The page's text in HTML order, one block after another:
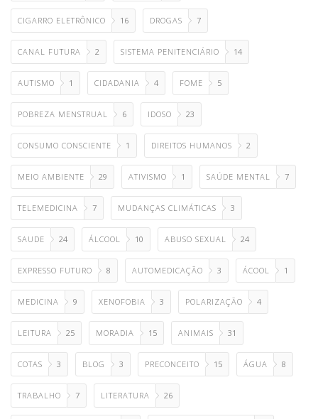
CIGARRO ELETRÔNICO 16 DROGAS 7
CANAL FUTURA 2 SISTEMA PENITENCIÁRIO 14
AUTISMO 1 CIDADANIA 4 FOME 5
POBREZA MENSTRUAL 6 IDOSO 23
CONSUMO CONSCIENTE 1 DIREITOS HUMANOS 2
MEIO AMBIENTE 29 ATIVISMO 1 SAÚDE MENTAL 7
TELEMEDICINA 7 MUDANÇAS CLIMÁTICAS 3
SAUDE 24 ÁLCOOL 10 ABUSO SEXUAL 24
EXPRESSO FUTURO 8 AUTOMEDICAÇÃO 3 ÁCOOL 1
MEDICINA 9 XENOFOBIA 3 POLARIZAÇÃO 4
LEITURA 25 MORADIA 15 ANIMAIS 31
COTAS 3 BLOG 3 PRECONCEITO 15 ÁGUA 8
TRABALHO 7 LITERATURA 26